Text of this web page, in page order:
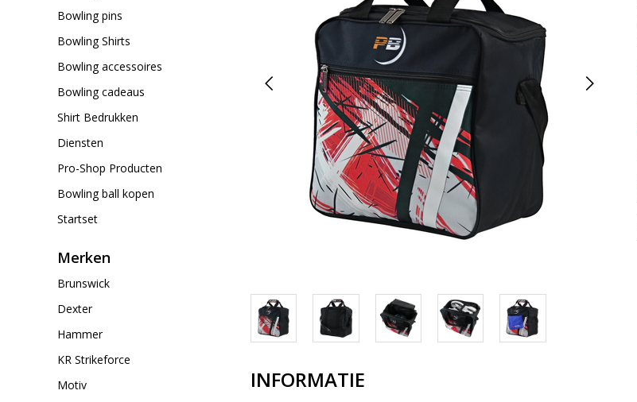
Bowling pins
Bowling Shirts
Bowling accessoires
Bowling cadeaus
Shirt Bedrukken
Diensten
Pro-Shop Producten
Bowling ball kopen
Startset
Merken
Brunswick
Dexter
Hammer
KR Strikeforce
Motiv
INFORMATIE